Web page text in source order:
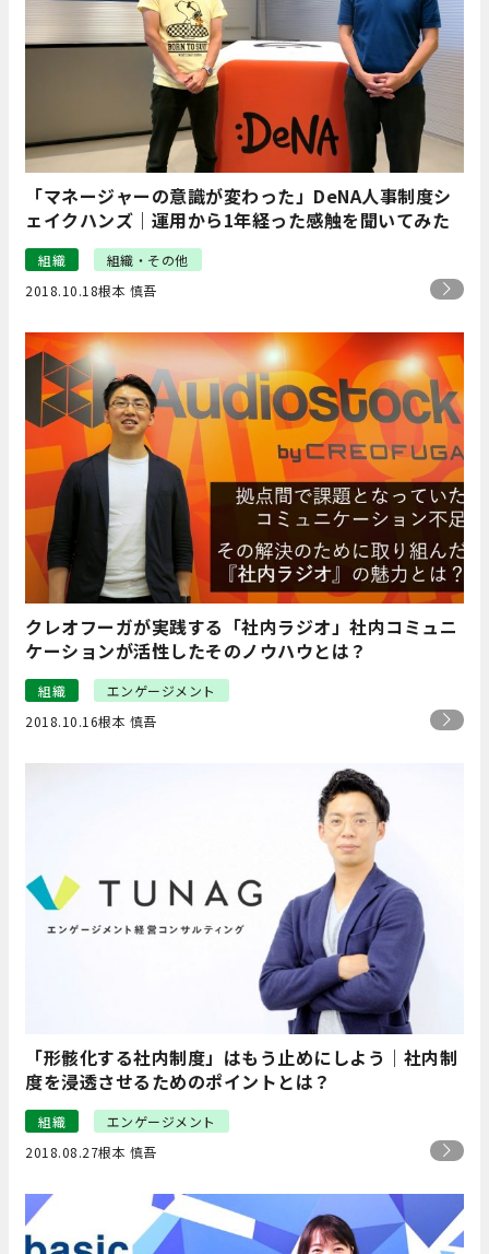
「マネージャーの意識が変わった」DeNA人事制度シ
ェイクハンズ｜運用から1年経った感触を聞いてみた
組織
組織・その他
2018.10.18根本 慎吾
クレオフーガが実践する「社内ラジオ」社内コミュニ
ケーションが活性したそのノウハウとは？
組織
エンゲージメント
2018.10.16根本 慎吾
「形骸化する社内制度」はもう止めにしよう｜社内制
度を浸透させるためのポイントとは？
組織
エンゲージメント
2018.08.27根本 慎吾